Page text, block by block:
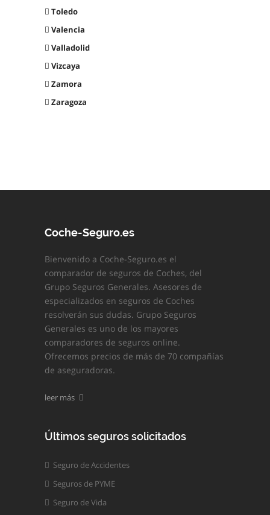
Toledo
Valencia
Valladolid
Vizcaya
Zamora
Zaragoza
Coche-Seguro.es
Bienvenido a Coche-Seguro.es el
comparador de seguros de Coches, del
Grupo Seguros Generales. Asesores de
especializados en seguros de Coches
resolverán sus dudas. Grupo Seguros
Generales es uno de los mayores
comparadores de seguros online.
Ofrecemos precios de más de 70 compañías
de aseguradoras.
leer más
Últimos seguros solicitados
Seguro de Accidentes
Seguros de PYME
Seguro de Vida